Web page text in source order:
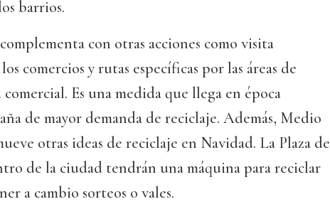
barrios.
con otras acciones como visita
comercios y rutas específicas por las áreas de
Es una medida que llega en época
de mayor demanda de reciclaje. Además, Medio
otras ideas de reciclaje en Navidad. La Plaza de
de la ciudad tendrán una máquina para reciclar
a cambio sorteos o vales.